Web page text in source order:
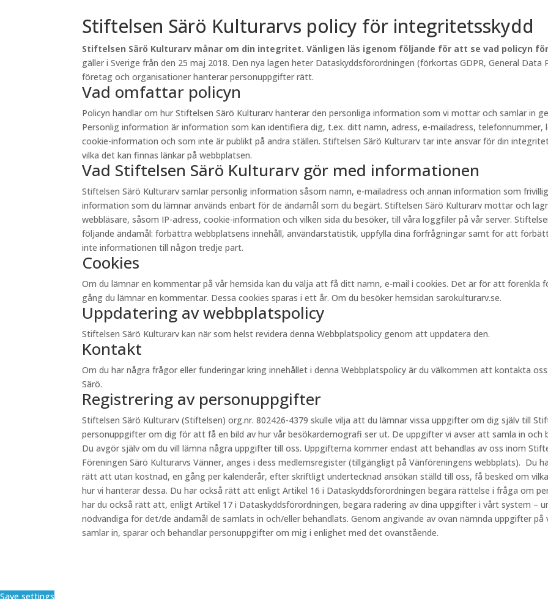
Stiftelsen Särö Kulturarvs policy för integritetsskydd
Stiftelsen Särö Kulturarv månar om din integritet. Vänligen läs igenom följande för att se vad policyn
gäller i Sverige från den 25 maj 2018. Den nya lagen heter Dataskyddsförordningen (förkortas GDPR, General
företag och organisationer hanterar personuppgifter rätt.
Vad omfattar policyn
Policyn handlar om hur Stiftelsen Särö Kulturarv hanterar den personliga information som vi mottar och samlar in
Personlig information är information som kan identifiera dig, t.ex. ditt namn, adress, e-mailadress, telefonnummer,
cookie-information och som inte är publikt på andra ställen. Stiftelsen Särö Kulturarv tar inte ansvar för din
vilka det kan finnas länkar på webbplatsen.
Vad Stiftelsen Särö Kulturarv gör med informationen
Stiftelsen Särö Kulturarv samlar personlig information såsom namn, e-mailadress och annan information som
information som du lämnar används enbart för de ändamål som du begärt. Stiftelsen Särö Kulturarv mottar och
webbläsare, såsom IP-adress, cookie-information och vilken sida du besöker, till våra loggfiler på vår server.
följande ändamål: förbättra webbplatsens innehåll, användarstatistik, uppfylla dina förfrågningar samt för att
inte informationen till någon tredje part.
Cookies
Om du lämnar en kommentar på vår hemsida kan du välja att få ditt namn, e-mail i cookies. Det är för att förenkla
gång du lämnar en kommentar. Dessa cookies sparas i ett år. Om du besöker hemsidan sarokulturarv.se.
Uppdatering av webbplatspolicy
Stiftelsen Särö Kulturarv kan när som helst revidera denna Webbplatspolicy genom att uppdatera den.
Kontakt
Om du har några frågor eller funderingar kring innehållet i denna Webbplatspolicy är du välkommen att kontakta
Särö.
Registrering av personuppgifter
Stiftelsen Särö Kulturarv (Stiftelsen) org.nr. 802426-4379 skulle vilja att du lämnar vissa uppgifter om dig själv till
personuppgifter om dig för att få en bild av hur vår besökardemografi ser ut. De uppgifter vi avser att samla in och
Du avgör själv om du vill lämna några uppgifter till oss. Uppgifterna kommer endast att behandlas av oss inom
Föreningen Särö Kulturarvs Vänner, anges i dess medlemsregister (tillgängligt på Vänföreningens webbplats). Du
rätt att utan kostnad, en gång per kalenderår, efter skriftligt undertecknad ansökan ställd till oss, få besked om
hur vi hanterar dessa. Du har också rätt att enligt Artikel 16 i Dataskyddsförordningen begära rättelse i fråga om
har du också rätt att, enligt Artikel 17 i Dataskyddsförordningen, begära radering av dina uppgifter i vårt system
nödvändiga för det/de ändamål de samlats in och/eller behandlats. Genom angivande av ovan nämnda uppgifter
samlar in, sparar och behandlar personuppgifter om mig i enlighet med det ovanstående.
Save settings